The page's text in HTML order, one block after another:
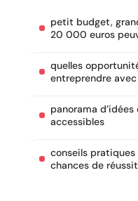
petit budget,
20 000 euros
quelles
entreprendre
panorama
accessibles
conseils
chances de